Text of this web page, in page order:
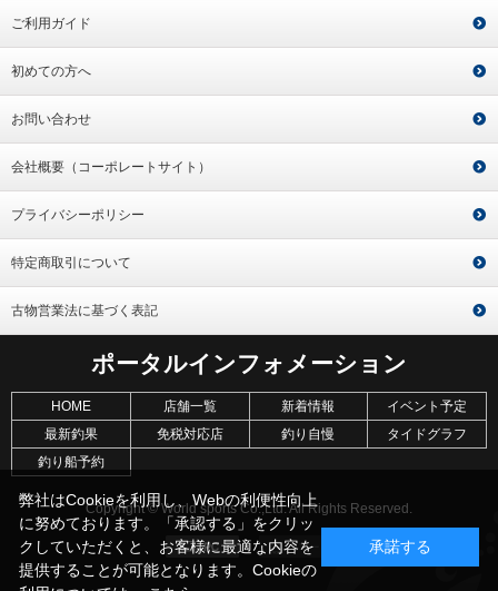
ご利用ガイド
初めての方へ
お問い合わせ
会社概要（コーポレートサイト）
プライバシーポリシー
特定商取引について
古物営業法に基づく表記
ポータルインフォメーション
HOME 店舗一覧 新着情報
イベント予定
最新釣果
免税対応店 釣り自慢
タイドグラフ
釣り船予約
Copyright © World sports Co.,Ltd. All Rights Reserved.
弊社はCookieを利用し、Webの利便性向上
に努めております。「承認する」をクリッ
クしていただくと、お客様に最適な内容を
提供することが可能となります。Cookieの
承諾する